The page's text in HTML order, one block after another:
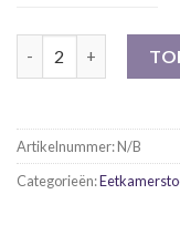
Artikelnummer:N/B
Categorieën: